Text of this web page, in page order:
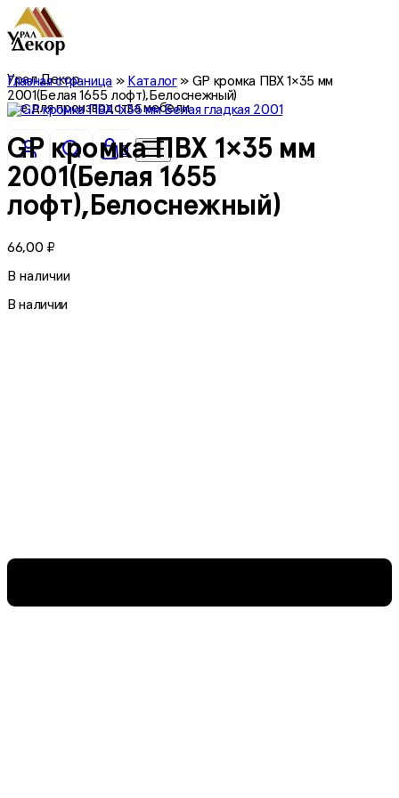
Урал Декор
все для производства мебели
0
Главная страница» Каталог» GP кромка ПВХ 1×35 мм
2001(Белая 1655 лофт),Белоснежный)
GP кромка ПВХ 1×35 мм
2001(Белая 1655
лофт),Белоснежный)
66,00 ₽
В наличии
В наличии